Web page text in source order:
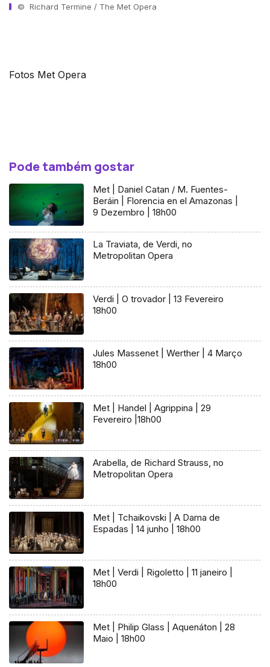
© Richard Termine / The Met Opera
Fotos Met Opera
Pode também gostar
Met | Daniel Catan / M. Fuentes-
Beráin | Florencia en el Amazonas |
9 Dezembro | 18h00
La Traviata, de Verdi, no
Metropolitan Opera
Verdi | O trovador | 13 Fevereiro
18h00
Jules Massenet | Werther | 4 Março
18h00
Met | Handel | Agrippina | 29
Fevereiro |18h00
Arabella, de Richard Strauss, no
Metropolitan Opera
Met | Tchaikovski | A Dama de
Espadas | 14 junho | 18h00
Met | Verdi | Rigoletto | 11 janeiro |
18h00
Met | Philip Glass | Aquenáton | 28
Maio | 18h00